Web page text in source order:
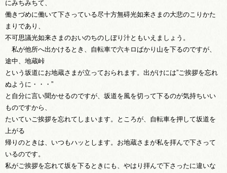
にみちみちて、
働きづめに働いて下さっている尽十方無碍光如来さまの大悲のこりかた
まりであり、
不可思議光如来さまのおいのちのしぼり汁ともいえましょう。
私が他所へ出かけるとき、自転車で六キロばかり山を下るのですが、
途中、地蔵峠
という坂道にお地蔵さまが立っておられます。出がけには”ご挨拶を忘れ
ぬように・・・”
と自分に言い聞かせるのですが、坂道を風を切って下るのが気持ちいい
ものですから、
たいていご挨拶を忘れてしまいます。ところが、自転車を押して坂道を
上がる
帰りのときは、いつもハッとします。お地蔵さまが私を拝んで下さって
いるのです。
私がご挨拶を忘れて坂を下るときにも、やはり拝んで下さったに違いな